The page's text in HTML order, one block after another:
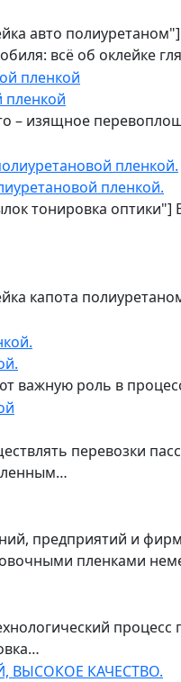
авто
всё об оклейке
пленкой
– изящное
пленкой.
тонировка оптики"]
капота
важную роль в
перевозки
предприятий и
пленками